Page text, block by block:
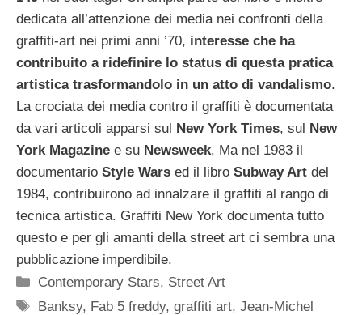
dedicata all’attenzione dei media nei confronti della
graffiti-art nei primi anni ’70, interesse che ha
contribuito a ridefinire lo status di questa pratica
artistica trasformandolo in un atto di vandalismo.
La crociata dei media contro il graffiti è documentata
da vari articoli apparsi sul New York Times, sul New
York Magazine e su Newsweek. Ma nel 1983 il
documentario Style Wars ed il libro Subway Art del
1984, contribuirono ad innalzare il graffiti al rango di
tecnica artistica. Graffiti New York documenta tutto
questo e per gli amanti della street art ci sembra una
pubblicazione imperdibile.
Categorie
Contemporary Stars, Street Art
Tag
Banksy, Fab 5 freddy,graffiti art,Jean-Michel